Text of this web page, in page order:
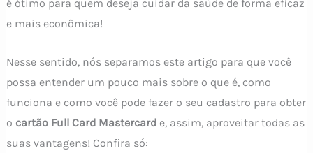
é ótimo para quem deseja cuidar da saúde de forma eficaz
e mais econômica!
Nesse sentido, nós separamos este artigo para que você
possa entender um pouco mais sobre o que é, como
funciona e como você pode fazer o seu cadastro para obter
o cartão Full Card Mastercarde, assim, aproveitar todas as
suas vantagens! Confira só: